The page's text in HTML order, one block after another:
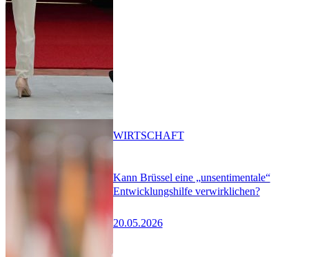
Kann Brüssel eine „unsentimentale“
Entwicklungshilfe verwirklichen?
20.05.2026
WIRTSCHAFT